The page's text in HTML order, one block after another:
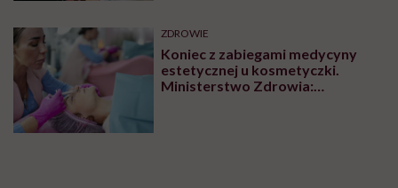
ZDROWIE
Koniec z zabiegami medycyny
estetycznej u kosmetyczki.
Ministerstwo Zdrowia: